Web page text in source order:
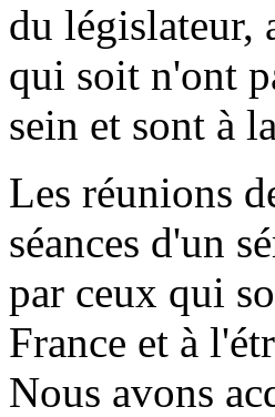
du législateur,
qui soit n'ont
sein et sont à
Les réunions
séances d'un
par ceux qui
France et à
Nous avons